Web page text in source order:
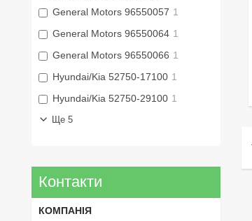
General Motors 96550057 1
General Motors 96550064 1
General Motors 96550066 1
Hyundai/Kia 52750-17100 1
Hyundai/Kia 52750-29100 1
Ще 5
Контакти